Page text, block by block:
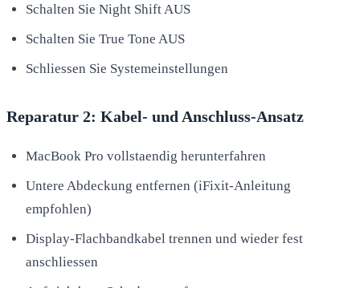
Schalten Sie Night Shift AUS
Schalten Sie True Tone AUS
Schliessen Sie Systemeinstellungen
Reparatur 2: Kabel- und Anschluss-Ansatz
MacBook Pro vollstaendig herunterfahren
Untere Abdeckung entfernen (iFixit-Anleitung
empfohlen)
Display-Flachbandkabel trennen und wieder fest
anschliessen